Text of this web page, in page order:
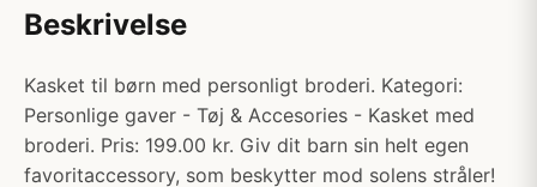
Beskrivelse
Kasket til børn med personligt broderi. Kategori:
Personlige gaver - Tøj & Accesories - Kasket med
broderi. Pris: 199.00 kr. Giv dit barn sin helt egen
favoritaccessory, som beskytter mod solens stråler!